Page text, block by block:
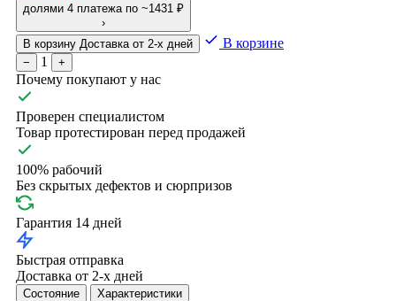
долями 4 платежа по ~1431 ₽
›
В корзину Доставка от 2-х дней В корзине
− 1 +
Почему покупают у нас
Проверен специалистом
Товар протестирован перед продажей
100% рабочий
Без скрытых дефектов и сюрпризов
Гарантия 14 дней
Быстрая отправка
Доставка от 2-х дней
Состояние Характеристики